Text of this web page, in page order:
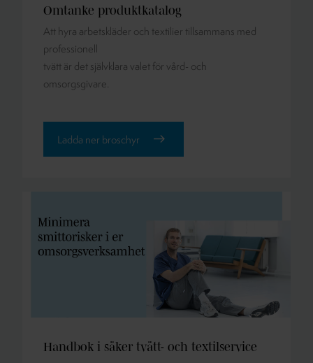
Omtanke produktkatalog
Att hyra arbetskläder och textilier tillsammans med
professionell
tvätt är det självklara valet för vård- och
omsorgsgivare.
Ladda ner broschyr
Handbok i säker tvätt- och textilservice